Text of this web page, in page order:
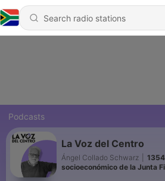
Podcasts
La Voz del Centro
Ángel Collado Schwarz
socioeconómico de la Junta